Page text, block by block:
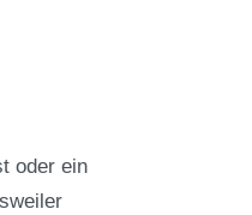
oder ein